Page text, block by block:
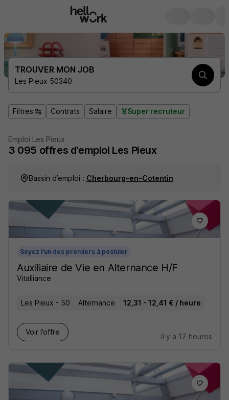
TROUVER MON JOB
Les Pieux 50340
Filtres Contrats Salaire Super recruteur
Emploi Les Pieux
3 095 offres d'emploi Les Pieux
Bassin d’emploi : Cherbourg-en-Cotentin
Soyez l'un des premiers à postuler
Auxiliaire de Vie en Alternance H/F
Vitalliance
Les Pieux - 50 Alternance 12,31 - 12,41 € / heure
Voir l’offre
il y a 17 heures